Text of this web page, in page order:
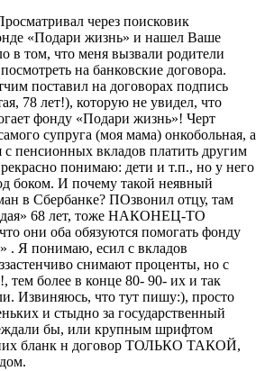
через поисковик
«Подари жизнь» и нашел Ваше
в том, что меня вызвали родители
на банковские договора.
поставил на договорах подпись
78 лет!), которую не увидел, что
фонду «Подари жизнь»! Черт
супруга (моя мама) онкобольная, а
с пенсионных вкладов платить другим
понимаю: дети и т.п., но у него
боком. И почему такой неявный
в Сбербанке? ПОзвонил отцу, там
68 лет, тоже НАКОНЕЦ-ТО
они оба обязуются помогать фонду
. Я понимаю, есил с вкладов
снимают проценты, но с
тем более в конце 80- 90- их и так
Извиняюсь, что тут пишу:), просто
и стыдно за государственный
бы, или крупным шрифтом
бланк н договор ТОЛЬКО ТАКОЙ,